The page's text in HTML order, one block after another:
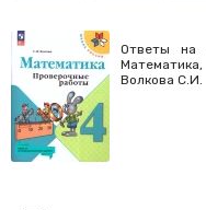
Ответы на
Волкова С.И.